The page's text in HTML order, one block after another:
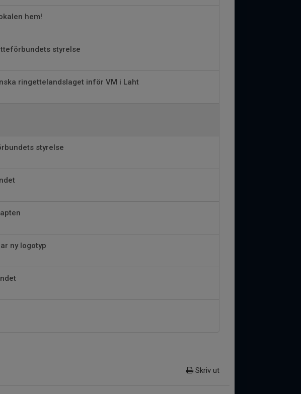
hem!
styrelse
ringettelandslaget inför VM i Laht
styrelse
ny logotyp
Skriv ut